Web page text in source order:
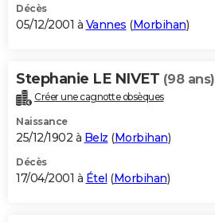
Décès
05/12/2001 à Vannes (Morbihan)
Stephanie LE NIVET (98 ans)
Créer une cagnotte obsèques
Naissance
25/12/1902 à Belz (Morbihan)
Décès
17/04/2001 à Étel (Morbihan)